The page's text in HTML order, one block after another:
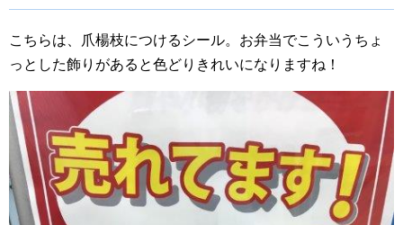
こちらは、爪楊枝につけるシール。お弁当でこういうちょ
っとした飾りがあると色どりきれいになりますね！